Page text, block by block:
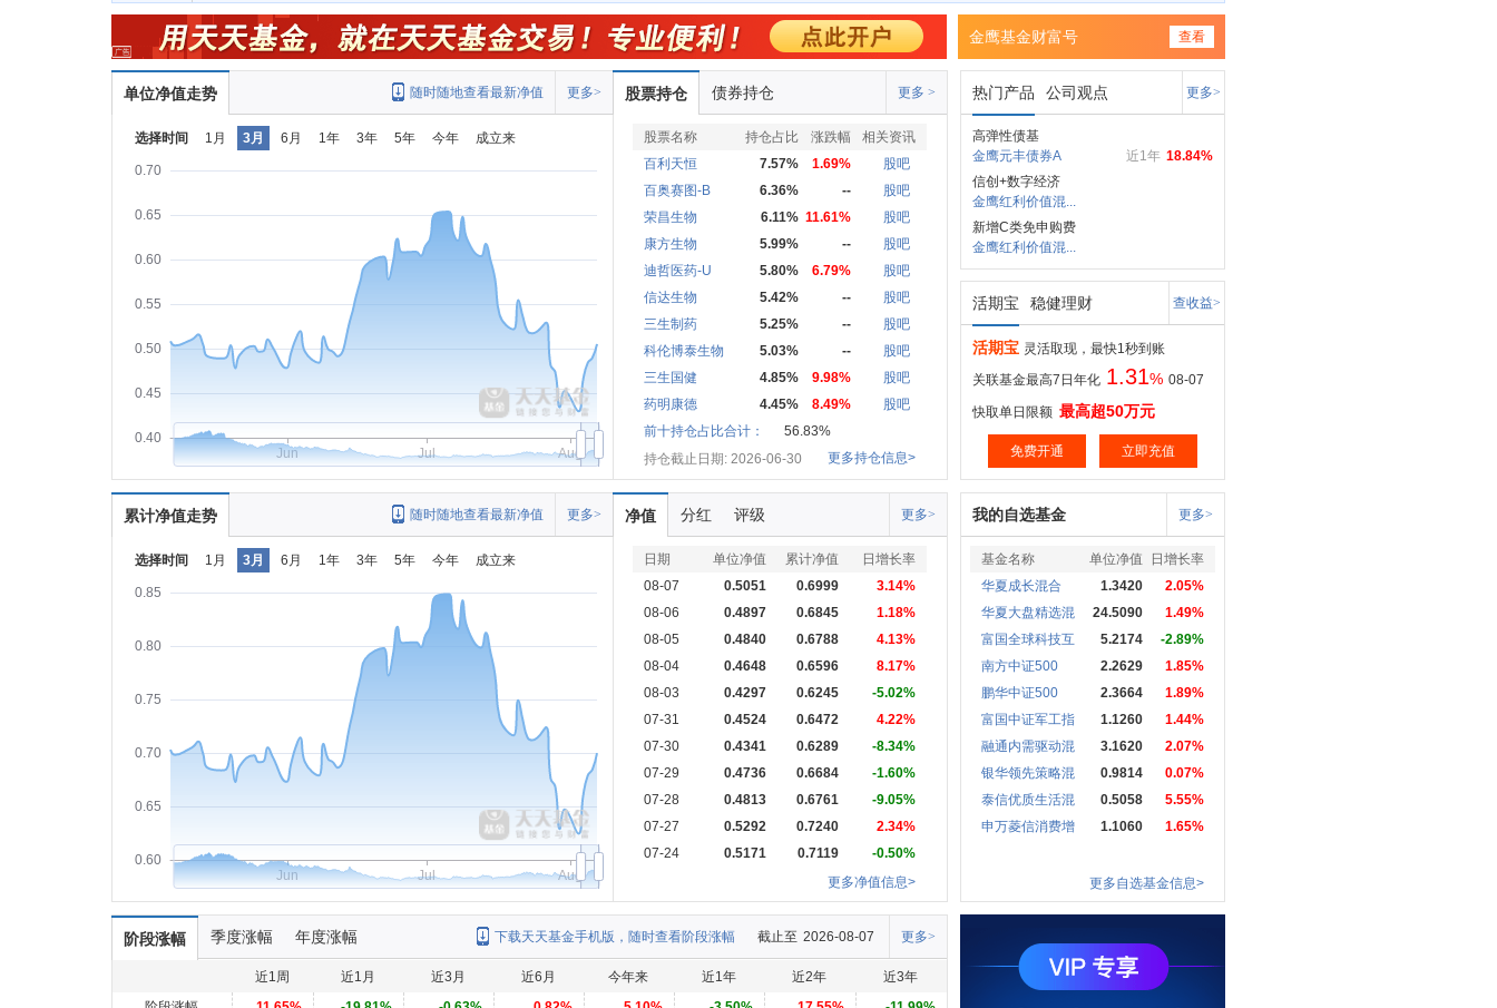
金鹰基金财富号 查看
单位净值走势 更多>
随时随地查看最新净值
选择时间 1月 3月 6月 1年 3年 5年 今年 成立来
0.40
0.45
0.50
0.55
0.60
0.65
0.70
Jun Jul Aug
股票持仓 债券持仓 更多 >
股票名称 持仓占比 涨跌幅
相关资讯
百利天恒
7.57% 1.69%
股吧
百奥赛图-B
6.36% --
股吧
荣昌生物
6.11% 11.61%
股吧
康方生物
5.99% --
股吧
迪哲医药-U
5.80% 6.79%
股吧
信达生物
5.42% --
股吧
三生制药
5.25% --
股吧
科伦博泰生物
5.03% --
股吧
三生国健
4.85% 9.98%
股吧
药明康德
4.45% 8.49%
股吧
前十持仓占比合计：
56.83%
持仓截止日期: 2026-06-30
更多持仓信息>
热门产品 公司观点 更多>
高弹性债基
18.84%
近1年
金鹰元丰债券A
信创+数字经济
金鹰红利价值混...
新增C类免申购费
金鹰红利价值混...
活期宝 稳健理财 查收益>
活期宝 灵活取现，最快1秒到账
关联基金最高7日年化 1.31% 08-07
快取单日限额 最高超50万元
免费开通 立即充值
累计净值走势 更多>
随时随地查看最新净值
选择时间 1月 3月 6月 1年 3年 5年 今年 成立来
0.60
0.65
0.70
0.75
0.80
0.85
Jun Jul Aug
净值 分红 评级 更多>
日期 单位净值 累计净值
日增长率
08-07
0.5051 0.6999
3.14%
08-06
0.4897 0.6845
1.18%
08-05
0.4840 0.6788
4.13%
08-04
0.4648 0.6596
8.17%
08-03
0.4297 0.6245
-5.02%
07-31
0.4524 0.6472
4.22%
07-30
0.4341 0.6289
-8.34%
07-29
0.4736 0.6684
-1.60%
07-28
0.4813 0.6761
-9.05%
07-27
0.5292 0.7240
2.34%
07-24
0.5171 0.7119
-0.50%
更多净值信息>
我的自选基金 更多>
基金名称 单位净值
日增长率
华夏成长混合
1.3420
2.05%
华夏大盘精选混
24.5090
1.49%
富国全球科技互
5.2174
-2.89%
南方中证500
2.2629
1.85%
鹏华中证500
2.3664
1.89%
富国中证军工指
1.1260
1.44%
融通内需驱动混
3.1620
2.07%
银华领先策略混
0.9814
0.07%
泰信优质生活混
0.5058
5.55%
申万菱信消费增
1.1060 1.65%
更多自选基金信息>
阶段涨幅 季度涨幅 年度涨幅 更多>
截止至 2026-08-07
下载天天基金手机版，随时查看阶段涨幅
近1周 近1月 近3月 近6月 今年来 近1年 近2年
近3年